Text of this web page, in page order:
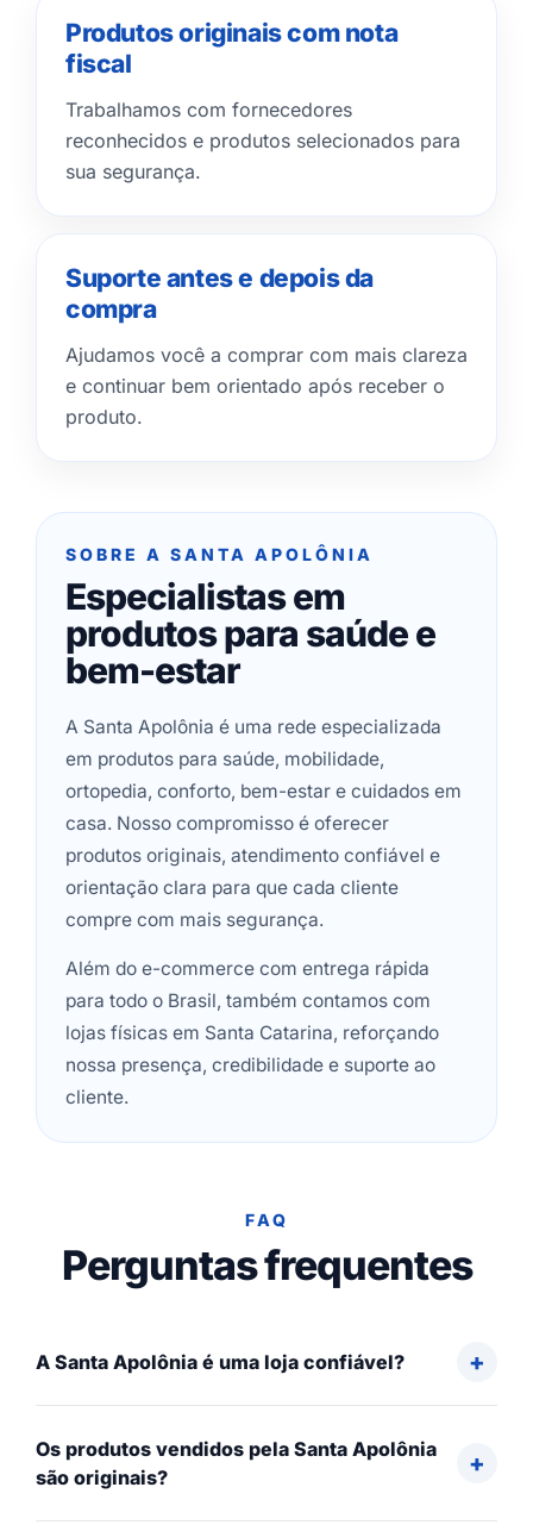
Produtos originais com nota
fiscal
Trabalhamos com fornecedores
reconhecidos e produtos selecionados para
sua segurança.
Suporte antes e depois da
compra
Ajudamos você a comprar com mais clareza
e continuar bem orientado após receber o
produto.
SOBRE A SANTA APOLÔNIA
Especialistas em
produtos para saúde e
bem-estar
A Santa Apolônia é uma rede especializada
em produtos para saúde, mobilidade,
ortopedia, conforto, bem-estar e cuidados em
casa. Nosso compromisso é oferecer
produtos originais, atendimento confiável e
orientação clara para que cada cliente
compre com mais segurança.
Além do e-commerce com entrega rápida
para todo o Brasil, também contamos com
lojas físicas em Santa Catarina, reforçando
nossa presença, credibilidade e suporte ao
cliente.
FAQ
Perguntas frequentes
A Santa Apolônia é uma loja confiável?
Os produtos vendidos pela Santa Apolônia
são originais?